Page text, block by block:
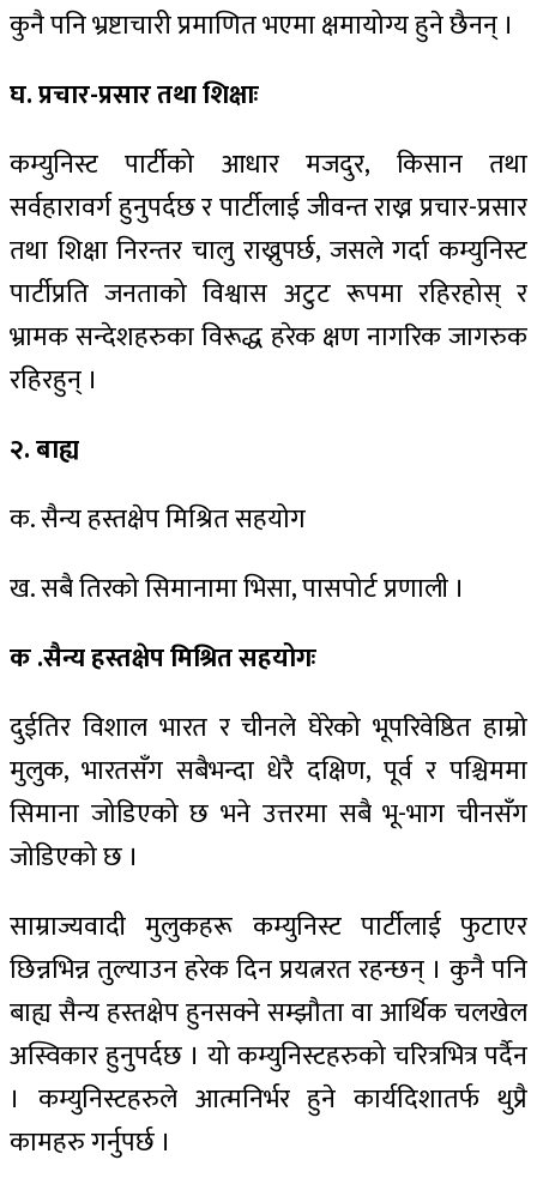
कुनै पनि भ्रष्टाचारी प्रमाणित भएमा क्षमायोग्य हुने छैनन् ।
घ. प्रचार-प्रसार तथा शिक्षाः
कम्युनिस्ट पार्टीको आधार मजदुर, किसान तथा
सर्वहारावर्ग हुनुपर्दछ र पार्टीलाई जीवन्त राख्न प्रचार-प्रसार
तथा शिक्षा निरन्तर चालु राख्नुपर्छ, जसले गर्दा कम्युनिस्ट
पार्टीप्रति जनताको विश्वास अटुट रूपमा रहिरहोस् र
भ्रामक सन्देशहरुका विरूद्ध हरेक क्षण नागरिक जागरुक
रहिरहुन् ।
२. बाह्य
क. सैन्य हस्तक्षेप मिश्रित सहयोग
ख. सबै तिरको सिमानामा भिसा, पासपोर्ट प्रणाली ।
क .सैन्य हस्तक्षेप मिश्रित सहयोगः
दुईतिर विशाल भारत र चीनले घेरेको भूपरिवेष्ठित हाम्रो
मुलुक, भारतसँग सबैभन्दा धेरै दक्षिण, पूर्व र पश्चिममा
सिमाना जोडिएको छ भने उत्तरमा सबै भू-भाग चीनसँग
जोडिएको छ ।
साम्राज्यवादी मुलुकहरू कम्युनिस्ट पार्टीलाई फुटाएर
छिन्नभिन्न तुल्याउन हरेक दिन प्रयत्नरत रहन्छन् । कुनै पनि
बाह्य सैन्य हस्तक्षेप हुनसक्ने सम्झौता वा आर्थिक चलखेल
अस्विकार हुनुपर्दछ । यो कम्युनिस्टहरुको चरित्रभित्र पर्दैन
। कम्युनिस्टहरुले आत्मनिर्भर हुने कार्यदिशातर्फ थुप्रै
कामहरु गर्नुपर्छ ।